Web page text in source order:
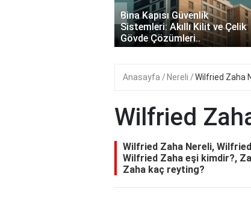
Kıvırcık Marul mu, Düz Marul
mu Daha Faydalı?
‹
Anasayfa Nereli Wilfried Zaha
Wilfried
Wilfried Zaha Nereli,
Wilfried Zaha eşi kimdir?,
Zaha kaç reyting?